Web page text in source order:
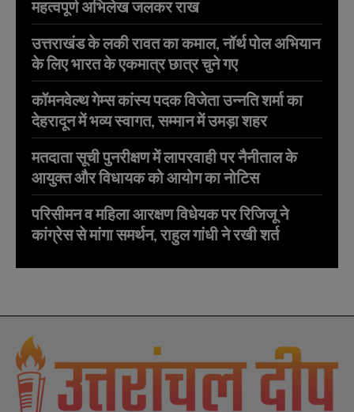
महत्वपूर्ण अभिलेख जलकर राख
उत्तराखंड के लकी रावत का कमाल, नॉर्थ पोल अभियान
के लिए भारत के एकमात्र छात्र चुने गए
कॉमनवेल्थ गेम्स कांस्य पदक विजेता उन्नति शर्मा का
देहरादून में भव्य स्वागत, सम्मान में उमड़ा शहर
मतदाता सूची पुनरीक्षण में लापरवाही पर नैनीताल के
आयुक्त और विधायक को आयोग का नोटिस
परिसीमन व महिला आरक्षण विधेयक पर रिजिजू ने
कांग्रेस से मांगा समर्थन, राहुल गांधी ने रखी शर्त